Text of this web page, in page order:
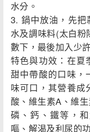
水分。
3. 鍋中放油，先把
水及調味料(太白
數下，最後加入少
特色與功效：在夏
甜中帶酸的口味，
味可口，其營養成
酸、維生素A、維
磷、鈣、鐵等，
嘔、解渴及利尿的